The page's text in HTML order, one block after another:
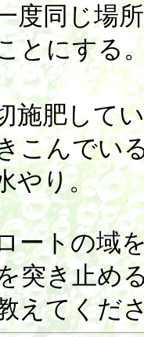
同じ場所
とにする
肥して
こんでい
やり。
ートの域
突き止め
えてくだ